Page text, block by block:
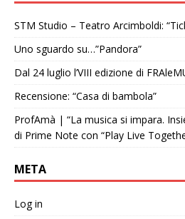
STM Studio – Teatro Arcimboldi:
Uno sguardo su…”Pandora”
Dal 24 luglio l’VIII edizione di
Recensione: “Casa di bambola”
ProfAmà | “La musica si impara.
di Prime Note con “Play Live
META
Log in